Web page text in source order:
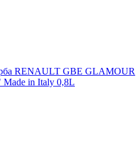
RENAULT GBE GLAMOUR
in Italy 0,8L